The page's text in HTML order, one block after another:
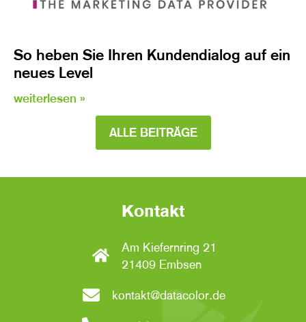
So heben Sie Ihren Kundendialog auf ein
neues Level
weiterlesen »
ALLE BEITRÄGE
Kontakt
Am Kiefernring 21
21409 Embsen
kontakt@datacolor.de